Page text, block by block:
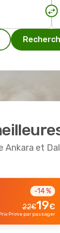
Ankara et
Mar. 1 Sept.
Ajet Direct
ANK
- DLM
AjetDirect
-14 %
22€19€
Prime par passager